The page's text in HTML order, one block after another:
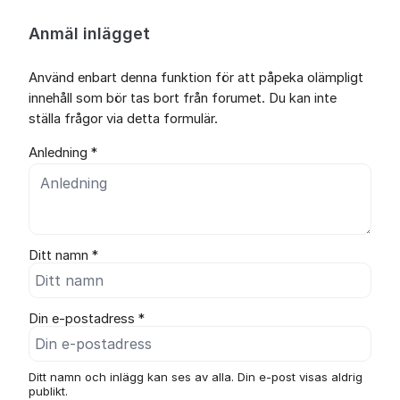
Anmäl inlägget
Använd enbart denna funktion för att påpeka olämpligt
innehåll som bör tas bort från forumet. Du kan inte
ställa frågor via detta formulär.
Anledning *
Ditt namn *
Din e-postadress *
Ditt namn och inlägg kan ses av alla. Din e-post visas aldrig
publikt.